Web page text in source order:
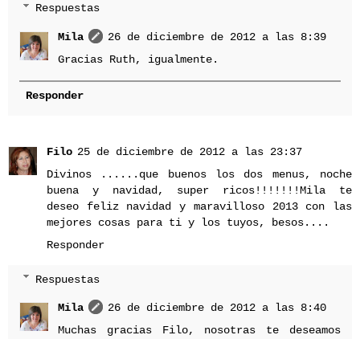
Respuestas
Mila
26 de diciembre de 2012 a las 8:39
Gracias Ruth, igualmente.
Responder
Filo 25 de diciembre de 2012 a las 23:37
Divinos ......que buenos los dos menus, noche
buena y navidad, super ricos!!!!!!!Mila te
deseo feliz navidad y maravilloso 2013 con las
mejores cosas para ti y los tuyos, besos....
Responder
Respuestas
Mila
26 de diciembre de 2012 a las 8:40
Muchas gracias Filo, nosotras te deseamos